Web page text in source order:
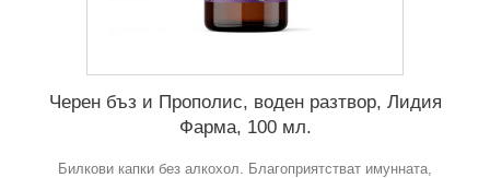
Черен бъз и Прополис, воден разтвор, Лидия
Фарма, 100 мл.
Билкови капки без алкохол. Благоприятстват имунната,